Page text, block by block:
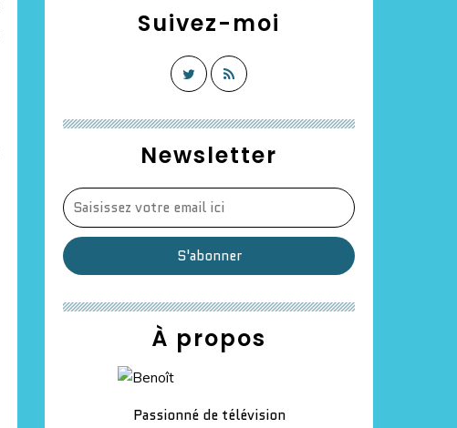
Newsletter
Suivez-moi
À propos
Passionné de télévision